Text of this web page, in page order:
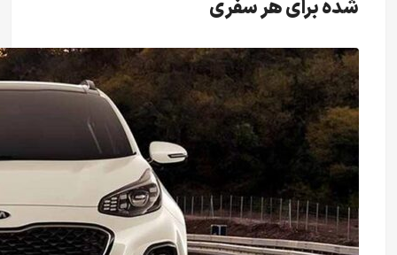
شده برای هر سفری